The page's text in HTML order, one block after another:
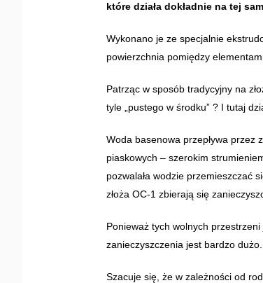
które działa dokładnie na tej
Wykonano je ze specjalnie
powierzchnia pomiędzy
Patrząc w sposób tradycyjny na
tyle „pustego w środku” ? I tutaj
Woda basenowa przepływa przez
piaskowych – szerokim
pozwalała wodzie przemieszczać
złoża OC-1 zbierają się
Ponieważ tych wolnych
zanieczyszczenia jest bardzo dużo.
Szacuje się, że w zależności od